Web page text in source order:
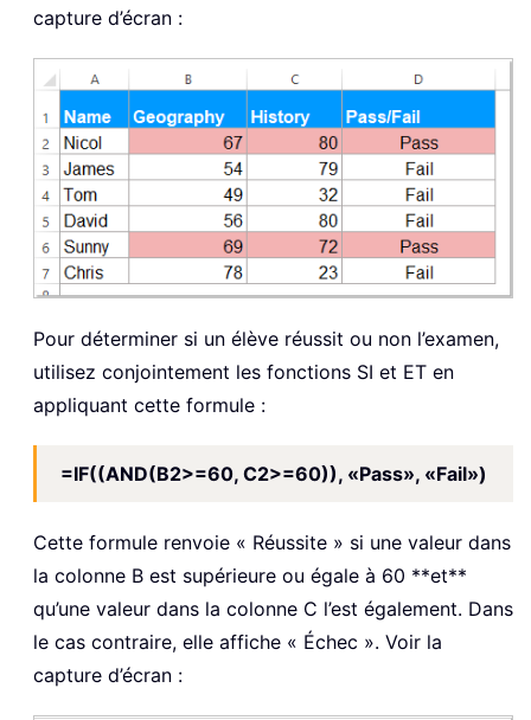
capture d’écran :
Pour déterminer si un élève réussit ou non l’examen,
utilisez conjointement les fonctions SI et ET en
appliquant cette formule :
=IF((AND(B2>=60, C2>=60)), «Pass», «Fail»)
Cette formule renvoie « Réussite » si une valeur dans
la colonne B est supérieure ou égale à 60 **et**
qu’une valeur dans la colonne C l’est également. Dans
le cas contraire, elle affiche « Échec ». Voir la
capture d’écran :